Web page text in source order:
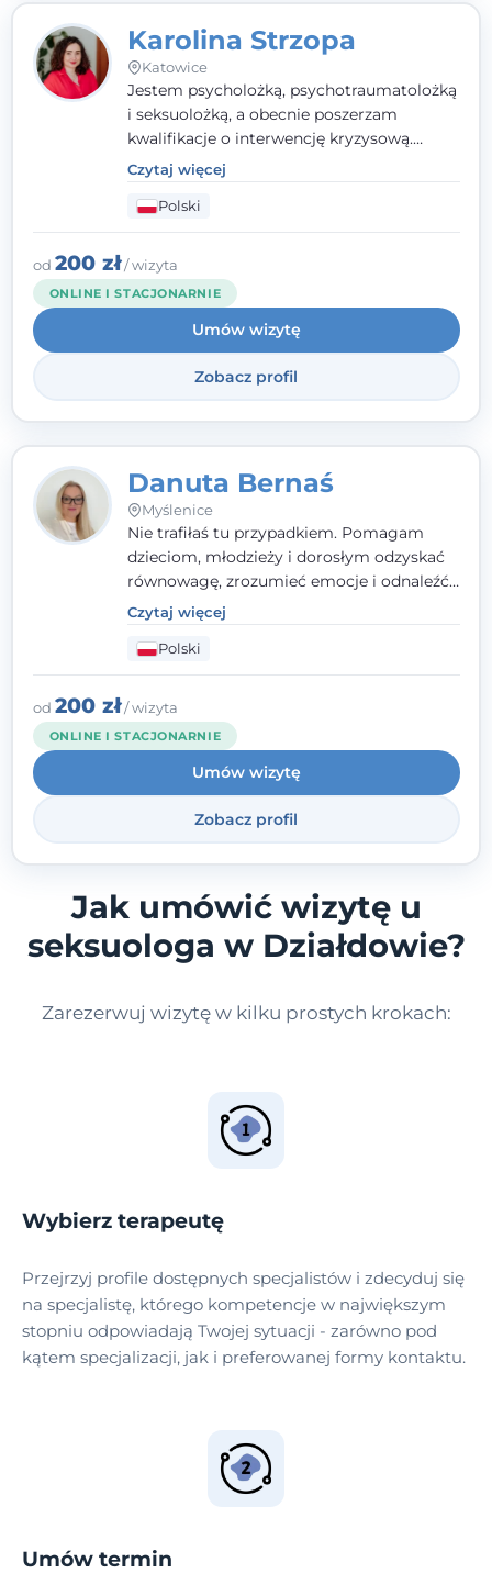
Karolina Strzopa
Katowice
Jestem psycholożką, psychotraumatolożką
i seksuolożką, a obecnie poszerzam
kwalifikacje o interwencję kryzysową.
Pracuję w nurcie terapii trzeciej fali, łącząc
metody o potwierdzonej skuteczności.
Towarzyszę młodzieży, dorosłym i parom w
radzeniu sobie z bolesnymi
doświadczeniami tak, by mogli żyć pełniej.
Czytaj więcej
Polski
od 200 zł/ wizyta
ONLINE I STACJONARNIE
Umów wizytę
Zobacz profil
Danuta Bernaś
Myślenice
Nie trafiłaś tu przypadkiem. Pomagam
dzieciom, młodzieży i dorosłym odzyskać
równowagę, zrozumieć emocje i odnaleźć
wewnętrzną siłę. Moja droga do
psychologii zaczęła się od życia - pełnego
wyzwań, które nauczyły mnie uważności,
empatii i pokory. Dziś łączę doświadczenie
nauczycielki, psychologa, psychoterapeuty
i seksuologa tworząc bezpieczną
przestrzeń, w której można poczuć spokój i
wsparcie. Nie obiecuję łatwych rozwiązań -
ale mogę obiecać, że będę po Twojej
Czytaj więcej
Polski
od 200 zł/ wizyta
ONLINE I STACJONARNIE
Umów wizytę
Zobacz profil
Jak umówić wizytę u
seksuologa w Działdowie?
Zarezerwuj wizytę w kilku prostych krokach:
Wybierz terapeutę
Przejrzyj profile dostępnych specjalistów i zdecyduj się
na specjalistę, którego kompetencje w największym
stopniu odpowiadają Twojej sytuacji - zarówno pod
kątem specjalizacji, jak i preferowanej formy kontaktu.
Umów termin